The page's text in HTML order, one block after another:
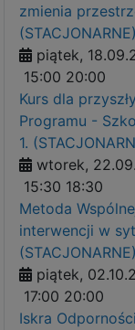
zmienia
(STACJONARNE)
piątek,
15:00 20:00
Kurs dla
Programu -
1.
wtorek,
15:30 18:30
Metoda
interwencji w
(STACJONARNE)
piątek,
17:00 20:00
Iskra